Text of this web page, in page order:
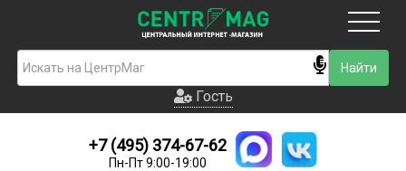
Гость
Новинки
Гость
+7 (495) 374-67-62
Пн-Пт 9:00-19:00